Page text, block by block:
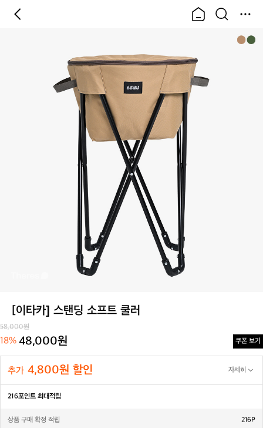
[이타카] 스탠딩 소프트 쿨러
58,000원
18% 48,000원 쿠폰 보기
추가 4,800원 할인 자세히
216포인트 최대적립
상품 구매 확정 적립 216P